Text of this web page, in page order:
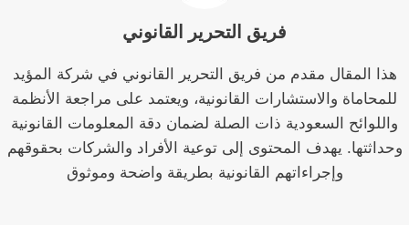
فريق التحرير القانوني
هذا المقال مقدم من فريق التحرير القانوني في شركة المؤيد
للمحاماة والاستشارات القانونية، ويعتمد على مراجعة الأنظمة
واللوائح السعودية ذات الصلة لضمان دقة المعلومات القانونية
وحداثتها. يهدف المحتوى إلى توعية الأفراد والشركات بحقوقهم
وإجراءاتهم القانونية بطريقة واضحة وموثوق